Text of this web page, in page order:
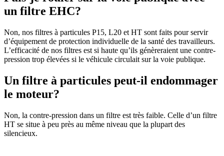
un filtre EHC?
Non, nos filtres à particules P15, L20 et HT sont faits pour servir
d’équipement de protection individuelle de la santé des travailleurs.
L’efficacité de nos filtres est si haute qu’ils génèreraient une contre-
pression trop élevées si le véhicule circulait sur la voie publique.
Un filtre à particules peut-il endommager
le moteur?
Non, la contre-pression dans un filtre est très faible. Celle d’un filtre
HT se situe à peu près au même niveau que la plupart des
silencieux.